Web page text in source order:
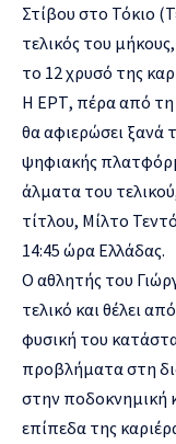
Στίβου στο Τόκιο
τελικός του
το 12 χρυσό της
Η ΕΡΤ, πέρα από
θα αφιερώσει ξανά
ψηφιακής
άλματα του
τίτλου, Μίλτο
14:45 ώρα Ελλάδας.
Ο αθλητής του
τελικό και θέλει
φυσική του
προβλήματα στη
στην ποδοκνημική
επίπεδα της